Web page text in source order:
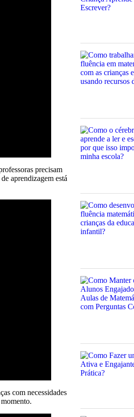
precisam
aprendizagem está
com necessidades